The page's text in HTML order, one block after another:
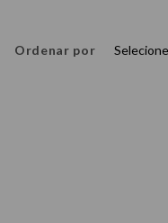
Ordenar por Selecione